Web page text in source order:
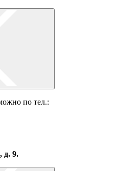
по тел.:
д. 9.